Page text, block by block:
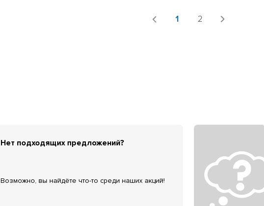
1 2
Нет подходящих предложений?
Возможно, вы найдёте что-то среди наших акций!